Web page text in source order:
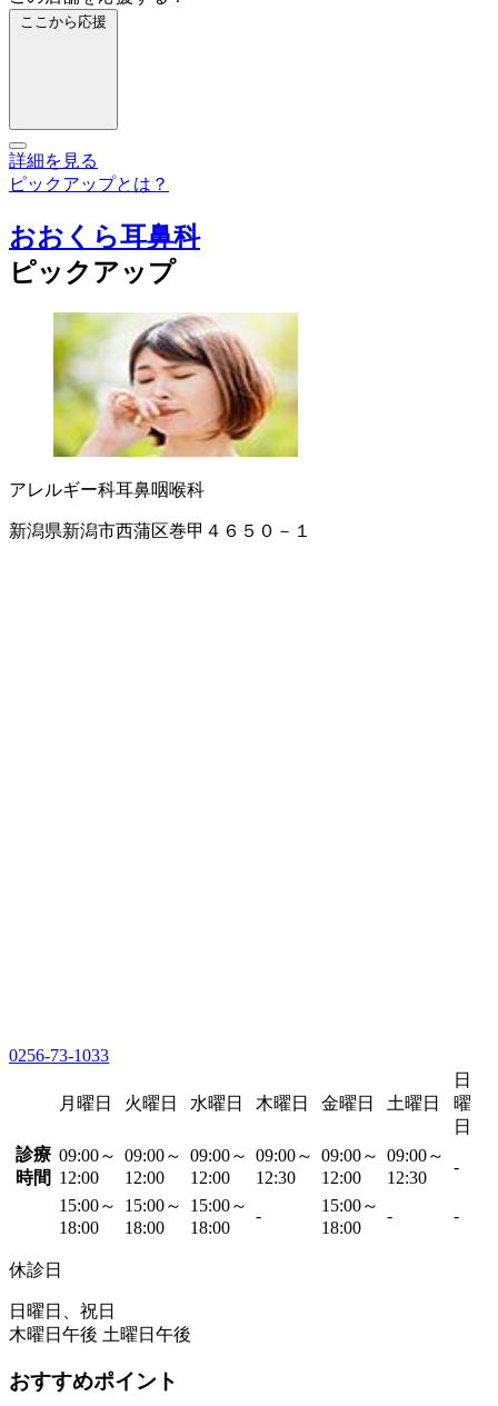
ここから応援
詳細を見る
ピックアップとは？
おおくら耳鼻科
ピックアップ
アレルギー科耳鼻咽喉科
新潟県新潟市西蒲区巻甲４６５０－１
0256-73-1033
月曜日 火曜日 水曜日 木曜日 金曜日 土曜日
日
曜
日
診療
時間
09:00～
12:00
09:00～
12:00
09:00～
12:00
09:00～
12:30
09:00～
12:00
09:00～
12:30
-
15:00～
18:00
15:00～
18:00
15:00～
18:00
-
15:00～
18:00
- -
休診日
日曜日、祝日
木曜日午後 土曜日午後
おすすめポイント